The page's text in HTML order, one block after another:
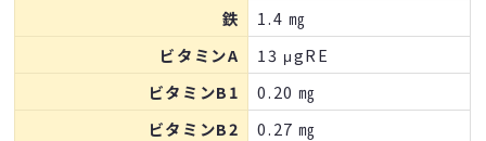
鉄
1.4 ㎎
ビタミンA
13 μgRE
ビタミンB1
0.20 ㎎
ビタミンB2
0.27 ㎎